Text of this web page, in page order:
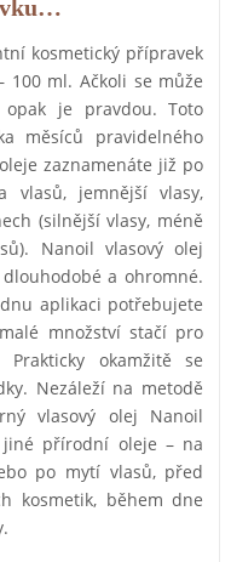
kosmetický přípravek
100 ml. Ačkoli se může
je pravdou. Toto
měsíců pravidelného
zaznamenáte již po
vlasů, jemnější vlasy,
(silnější vlasy, méně
Nanoil vlasový olej
a ohromné.
aplikaci potřebujete
množství stačí pro
okamžitě se
Nezáleží na metodě
vlasový olej Nanoil
přírodní oleje – na
po mytí vlasů, před
kosmetik, během dne